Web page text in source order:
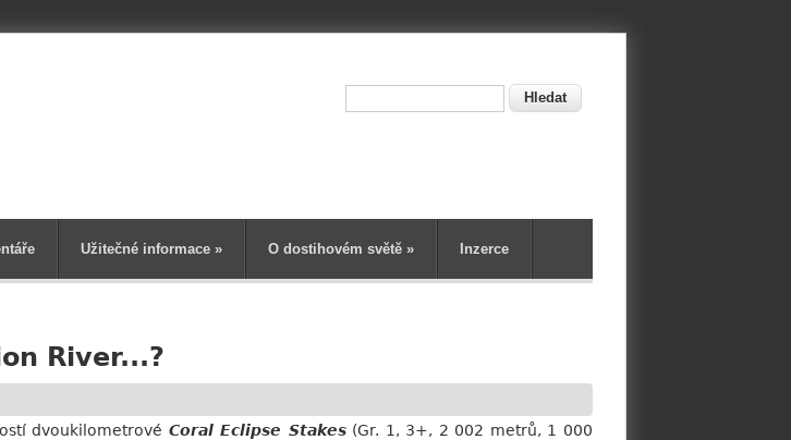
Užitečné informace » O dostihovém světě » Inzerce
River...?
dvoukilometrové Coral Eclipse Stakes(Gr. 1, 3+, 2 002 metrů, 1 000